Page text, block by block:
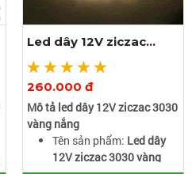
tặng 4 dây nguồn tải
được 100m trị giá
100.000đ / dây
Xem thêm ảnh
Led dây 12V ziczac
3030 vàng nắng
260.000 đ
Mô tả led dây 12V ziczac 3030
vàng nắng
Tên sản phẩm: Led dây
12V ziczac 3030 vàng